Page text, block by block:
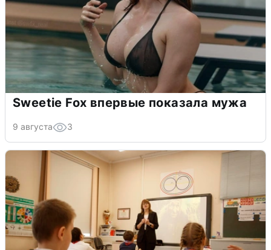
Sweetie Fox впервые показала мужа
9 августа 3